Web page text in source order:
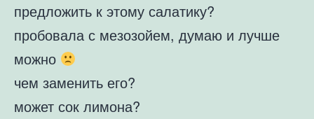
предложить к этому салатику?
пробовала с мезозойем, думаю и лучше
можно
чем заменить его?
может сок лимона?